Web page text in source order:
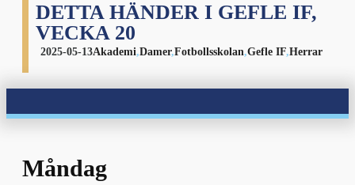
DETTA HÄNDER I GEFLE IF,
VECKA 20
2025-05-13Akademi,Damer,Fotbollsskolan,Gefle IF,Herrar
Måndag